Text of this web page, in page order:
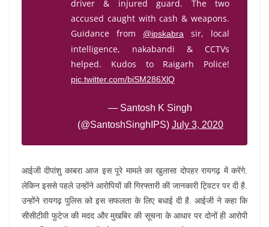
driver & injured guard. The two
accused caught with cash & weapons.
Guidance from
@ipskabra
sir, local
intelligence, nakabandi & CCTVs
helped. Kudos to Raigarh Police!
pic.twitter.com/biSM286XlQ
— Santosh K Singh
(@SantoshSinghIPS) July 3, 2020
आईजी दीपांशु काबरा आज इस पूरे मामले का खुलासा दोपहर रायगढ़ में करेंगे.
लेकिन इससे पहले उन्होंने आरोपियों की गिरफ्तारी की जानकारी ट्विटर पर दी है.
उन्होंने रायगढ़ पुलिस को इस सफलता के लिए बधाई दी है. आईजी ने कहा कि
सीसीटीवी फुटेज की मदद और मुखबिर की सूचना के आधार पर दोनों ही आरोपी